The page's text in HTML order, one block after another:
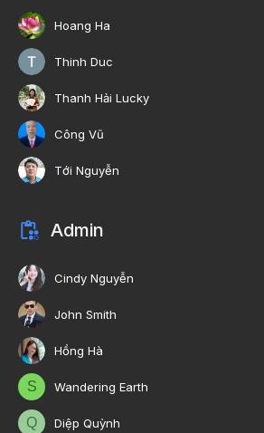
Hoang Ha
Thinh Duc
Thanh Hải Lucky
Công Vũ
Tới Nguyễn
Admin
Cindy Nguyễn
John Smith
Hồng Hà
S Wandering Earth
Q Diệp Quỳnh